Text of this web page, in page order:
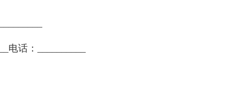
电话：__________